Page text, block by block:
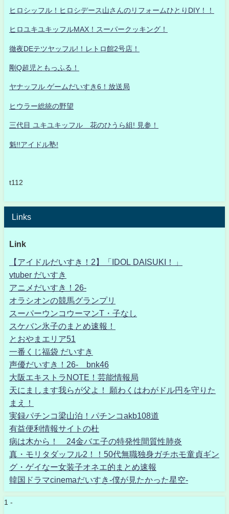
ヒロシッフル！ヒロシデース山さんのリフォームひとりDIY！！
ヒロユキユキッフルMAX！スーパークッキング！
徹夜DEテツヤッフル!！レトロ館2号店！
剛Q超児ともっふる！
ヤナッフル ゲームだいすき6！放送局
ヒウラー総統の野望
三代目 ユキユキッフル 花のひうら組! 見参！
魁!!アイドル塾!
t112
Links
Link
【アイドルだいすき！2】「IDOL DAISUKI！」
vtuber だいすき
アニメだいすき！26-
オラシオンの競馬グランプリ
スーパーウンコウーマンT・子なし
スケバン氷子のまとめ速報！
とおやまエリア51
一番くじ福袋 だいすき
声優だいすき！26- bnk46
大阪エキストラNOTE！芸能情報局
天にまします我らが父よ！ 願わくはわがドル円を守りた
まえ！
実録パチンコ梁山泊！パチンコakb108道
有益便利情報サイトの杜
病は木から！ 24金バエ子の特発性間質性肺炎
真・モリタダッフル2！！50代無職独身ガチホモ童貞ギン
グ・ゲイなー女装子オネエ的まとめ速報
韓国ドラマcinemaだいすき-僕が見たかった星空-
1 -